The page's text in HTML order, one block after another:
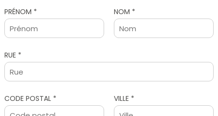
PRÉNOM * NOM *
RUE *
CODE POSTAL * VILLE *